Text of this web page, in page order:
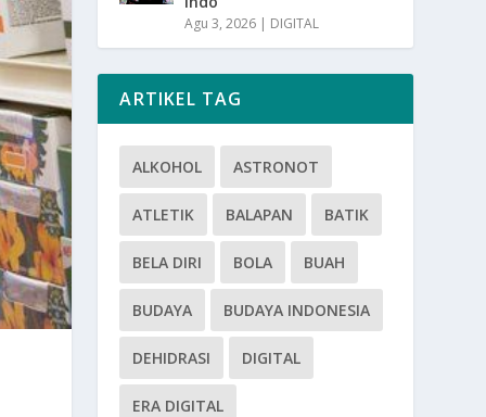
Agu 3, 2026 | DIGITAL
ARTIKEL TAG
ALKOHOL ASTRONOT
ATLETIK BALAPAN BATIK
BELA DIRI BOLA BUAH
BUDAYA BUDAYA INDONESIA
DEHIDRASI DIGITAL
ERA DIGITAL